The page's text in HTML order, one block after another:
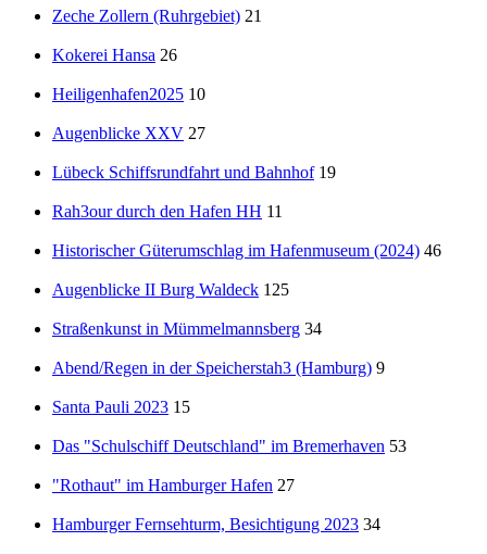
Zeche Zollern (Ruhrgebiet) 21
Kokerei Hansa 26
Heiligenhafen2025 10
Augenblicke XXV 27
Lübeck Schiffsrundfahrt und Bahnhof 19
Rah3our durch den Hafen HH 11
Historischer Güterumschlag im Hafenmuseum (2024) 46
Augenblicke II Burg Waldeck 125
Straßenkunst in Mümmelmannsberg 34
Abend/Regen in der Speicherstah3 (Hamburg) 9
Santa Pauli 2023 15
Das "Schulschiff Deutschland" im Bremerhaven 53
"Rothaut" im Hamburger Hafen 27
Hamburger Fernsehturm, Besichtigung 2023 34